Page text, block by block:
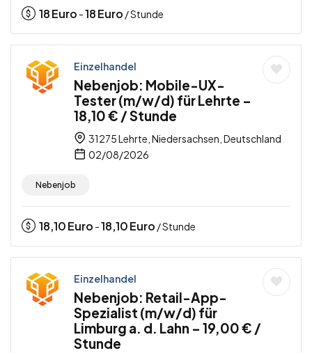
18Euro -18Euro / Stunde
Einzelhandel
Nebenjob: Mobile-UX-
Tester (m/w/d) für Lehrte –
18,10 € / Stunde
31275 Lehrte, Niedersachsen, Deutschland
02/08/2026
Nebenjob
18,10Euro -18,10Euro / Stunde
Einzelhandel
Nebenjob: Retail-App-
Spezialist (m/w/d) für
Limburg a. d. Lahn – 19,00 € /
Stunde